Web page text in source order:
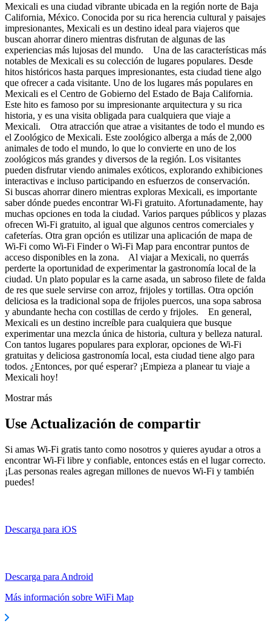
Mexicali es una ciudad vibrante ubicada en la región norte de Baja
California, México. Conocida por su rica herencia cultural y paisajes
impresionantes, Mexicali es un destino ideal para viajeros que
buscan ahorrar dinero mientras disfrutan de algunas de las
experiencias más lujosas del mundo. Una de las características más
notables de Mexicali es su colección de lugares populares. Desde
hitos históricos hasta parques impresionantes, esta ciudad tiene algo
que ofrecer a cada visitante. Uno de los lugares más populares en
Mexicali es el Centro de Gobierno del Estado de Baja California.
Este hito es famoso por su impresionante arquitectura y su rica
historia, y es una visita obligada para cualquiera que viaje a
Mexicali. Otra atracción que atrae a visitantes de todo el mundo es
el Zoológico de Mexicali. Este zoológico alberga a más de 2,000
animales de todo el mundo, lo que lo convierte en uno de los
zoológicos más grandes y diversos de la región. Los visitantes
pueden disfrutar viendo animales exóticos, explorando exhibiciones
interactivas e incluso participando en esfuerzos de conservación.
Si buscas ahorrar dinero mientras exploras Mexicali, es importante
saber dónde puedes encontrar Wi-Fi gratuito. Afortunadamente, hay
muchas opciones en toda la ciudad. Varios parques públicos y plazas
ofrecen Wi-Fi gratuito, al igual que algunos centros comerciales y
cafeterías. Otra gran opción es utilizar una aplicación de mapa de
Wi-Fi como Wi-Fi Finder o Wi-Fi Map para encontrar puntos de
acceso disponibles en la zona. Al viajar a Mexicali, no querrás
perderte la oportunidad de experimentar la gastronomía local de la
ciudad. Un plato popular es la carne asada, un sabroso filete de falda
de res que suele servirse con arroz, frijoles y tortillas. Otra opción
deliciosa es la tradicional sopa de frijoles puercos, una sopa sabrosa
y abundante hecha con costillas de cerdo y frijoles. En general,
Mexicali es un destino increíble para cualquiera que busque
experimentar una mezcla única de historia, cultura y belleza natural.
Con tantos lugares populares para explorar, opciones de Wi-Fi
gratuitas y deliciosa gastronomía local, esta ciudad tiene algo para
todos. ¿Entonces, por qué esperar? ¡Empieza a planear tu viaje a
Mexicali hoy!
Mostrar más
Use Actualización de compartir
Si amas Wi-Fi gratis tanto como nosotros y quieres ayudar a otros a
encontrar Wi-Fi libre y confiable, entonces estás en el lugar correcto.
¡Las personas reales agregan millones de nuevos Wi-Fi y también
puedes!
Descarga para iOS
Descarga para Android
Más información sobre WiFi Map